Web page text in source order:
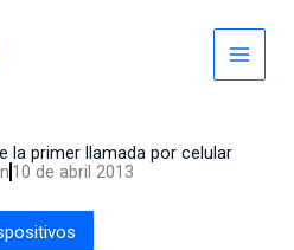
la primer llamada por celular
10 de abril 2013